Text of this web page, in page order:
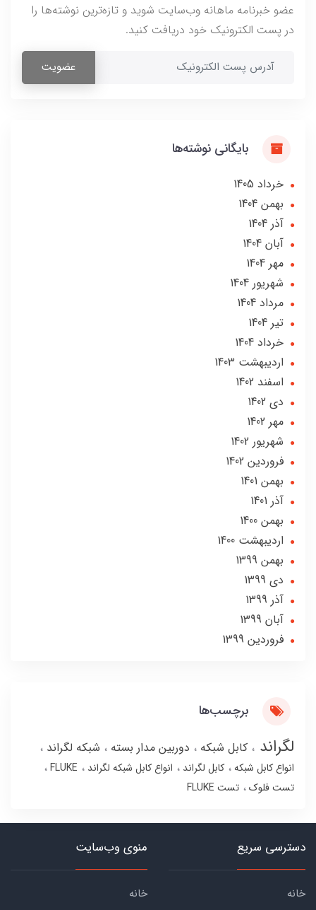
عضو خبرنامه ماهانه وب‌سایت شوید و تازه‌ترین نوشته‌ها را
در پست الکترونیک خود دریافت کنید.
عضویت
بایگانی نوشته‌ها
خرداد 1405
بهمن 1404
آذر 1404
آبان 1404
مهر 1404
شهریور 1404
مرداد 1404
تير 1404
خرداد 1404
ارديبهشت 1403
اسفند 1402
دی 1402
مهر 1402
شهریور 1402
فروردین 1402
بهمن 1401
آذر 1401
بهمن 1400
ارديبهشت 1400
بهمن 1399
دی 1399
آذر 1399
آبان 1399
فروردین 1399
برچسب‌ها
لگراند کابل شبکه دوربین مدار بسته شبکه لگراند
انواع کابل شبکه کابل لگراند انواع کابل شبکه لگراند
FLUKE
تست فلوک
تست FLUKE
دسترسی سریع
خانه
منوی وب‌سایت
خانه